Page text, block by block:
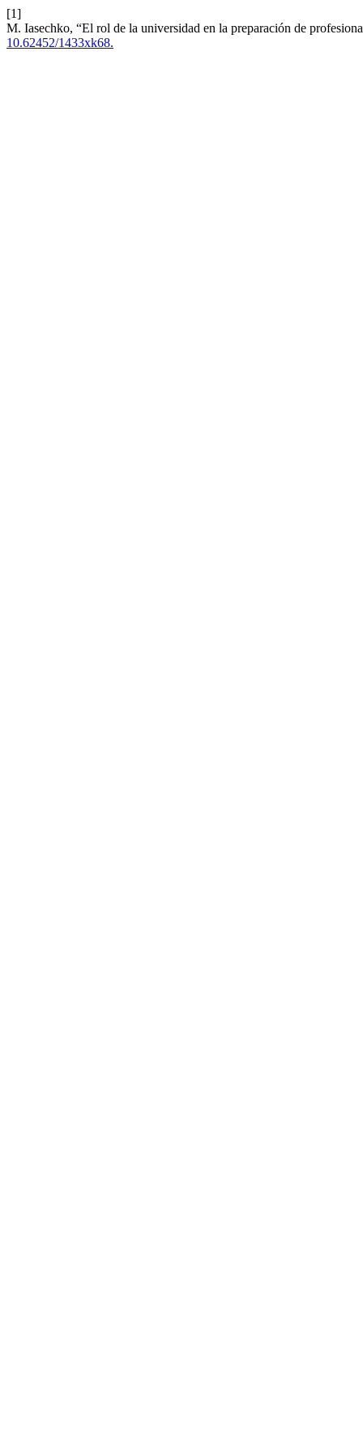
[1]
M. Iasechko, “El rol de la universidad en la preparación de
10.62452/1433xk68.